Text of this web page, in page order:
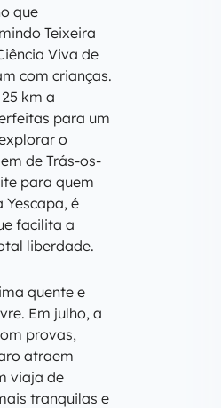
que
Teixeira
Viva de
com crianças.
km a
para um
o
de Trás-os-
para quem
é
facilita a
liberdade.
quente e
Em julho, a
provas,
atraem
viaja de
tranquilas e